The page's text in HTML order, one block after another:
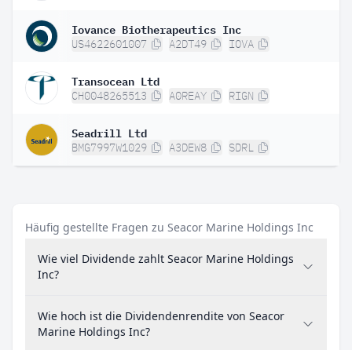
Iovance Biotherapeutics Inc
US4622601007 A2DT49 IOVA
Transocean Ltd
CH0048265513 A0REAY RIGN
Seadrill Ltd
BMG7997W1029 A3DEW8 SDRL
Häufig gestellte Fragen zu Seacor Marine Holdings Inc
Wie viel Dividende zahlt Seacor Marine Holdings
Inc?
Wie hoch ist die Dividendenrendite von Seacor
Marine Holdings Inc?